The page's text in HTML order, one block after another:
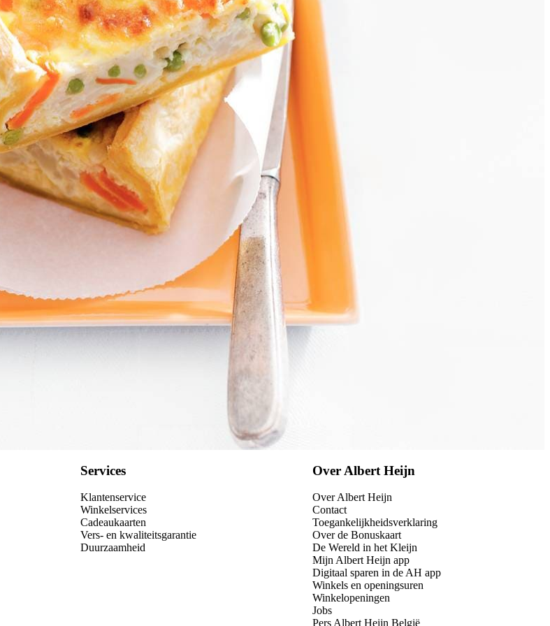
koud of verwarm afgedekt met aluminiumfolie in ca. 20 min. in de oven op 200 °C.
Wat vond je van dit recept?
Services
Klantenservice
Winkelservices
Cadeaukaarten
Vers- en kwaliteitsgarantie
Duurzaamheid
Over Albert Heijn
Over Albert Heijn
Contact
Toegankelijkheidsverklaring
Over de Bonuskaart
De Wereld in het Kleijn
Mijn Albert Heijn app
Digitaal sparen in de AH app
Winkels en openingsuren
Winkelopeningen
Jobs
Pers Albert Heijn België